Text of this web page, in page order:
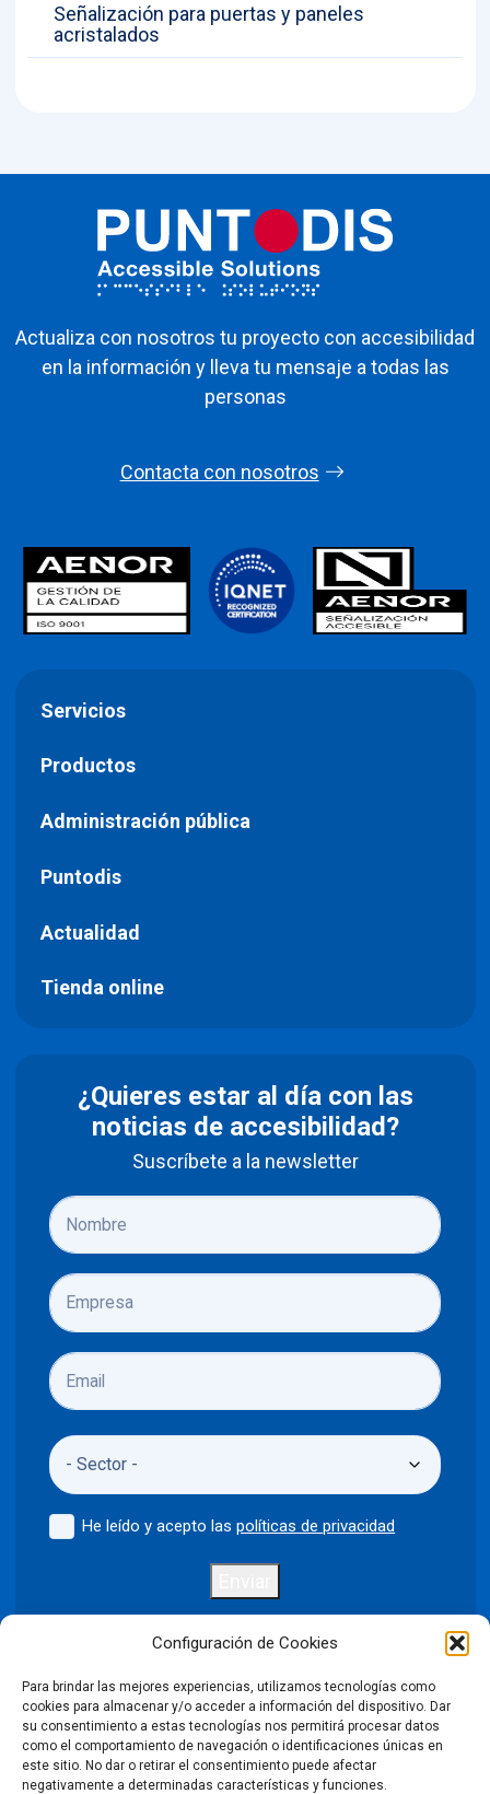
Configuración de Cookies
Para brindar las mejores experiencias, utilizamos tecnologías como
cookies para almacenar y/o acceder a información del dispositivo. Dar
su consentimiento a estas tecnologías nos permitirá procesar datos
como el comportamiento de navegación o identificaciones únicas en
este sitio. No dar o retirar el consentimiento puede afectar
negativamente a determinadas características y funciones.
Señalización para puertas y paneles
acristalados
Actualiza con nosotros tu proyecto con accesibilidad
en la información y lleva tu mensaje a todas las
personas
Contacta con nosotros
Servicios
Productos
Administración pública
Puntodis
Actualidad
Tienda online
¿Quieres estar al día con las
noticias de accesibilidad?
Suscríbete a la newsletter
He leído y acepto laspolíticas de privacidad
Política de privacidad Aviso legal
Política de cookies